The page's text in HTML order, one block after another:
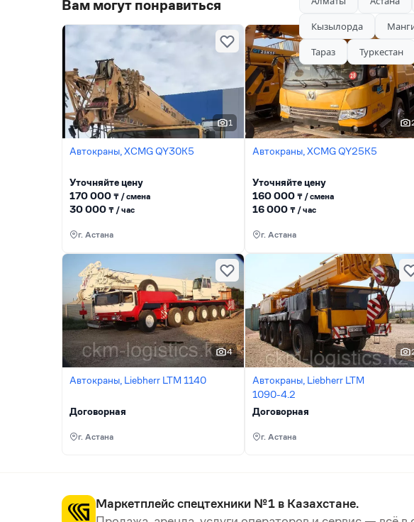
Вам могут понравиться
1
Автокраны, XCMG QY30K5
Уточняйте цену
170 000 ₸ / сменa
30 000 ₸ / час
г. Астана
Автокраны, XCMG QY25K5
Уточняйте цену
160 000₸ / сменa
16 000₸ / час
г. Астана
4
Автокраны, Liebherr LTM 1140
Договорная
г. Астана
Автокраны, Liebherr LTM
1090-4.2
Договорная
г. Астана
Маркетплейс спецтехники №1 в Казахстане.
Кызылорда
Тараз
Туркестан